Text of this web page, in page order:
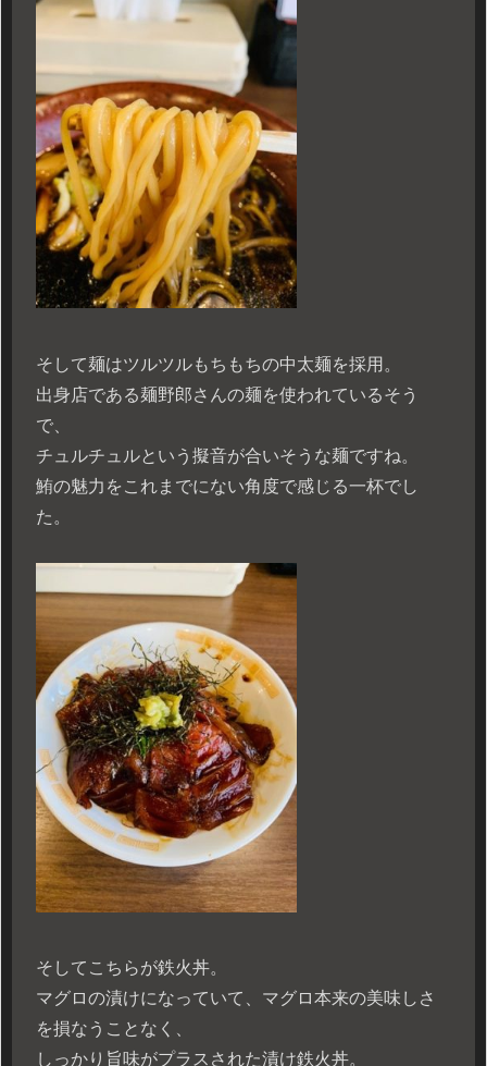
そして麺はツルツルもちもちの中太麺を採用。
出身店である麺野郎さんの麺を使われているそう
で、
チュルチュルという擬音が合いそうな麺ですね。
鮪の魅力をこれまでにない角度で感じる一杯でし
た。
そしてこちらが鉄火丼。
マグロの漬けになっていて、マグロ本来の美味しさ
を損なうことなく、
しっかり旨味がプラスされた漬け鉄火丼。